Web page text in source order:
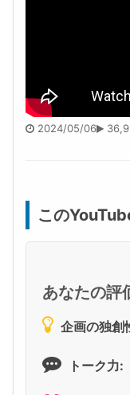
2024/05/06
この
あなたの評
企画の独創
トーク力: